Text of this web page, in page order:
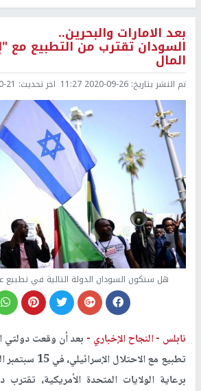
بعد الامارات والبحرين..
السودان تقترب من التطبيع مع
المال
تم النشر بتاريخ: 2020-09-26 11:27 اخر تحديث:
هل ستكون السودان الدولة التالية في تطبيع
نابلس -النجاح الإخباري - بعد أن وقعت دولتي
تطبيع مع
برعاية الولايات المتحدة الأمريكية،